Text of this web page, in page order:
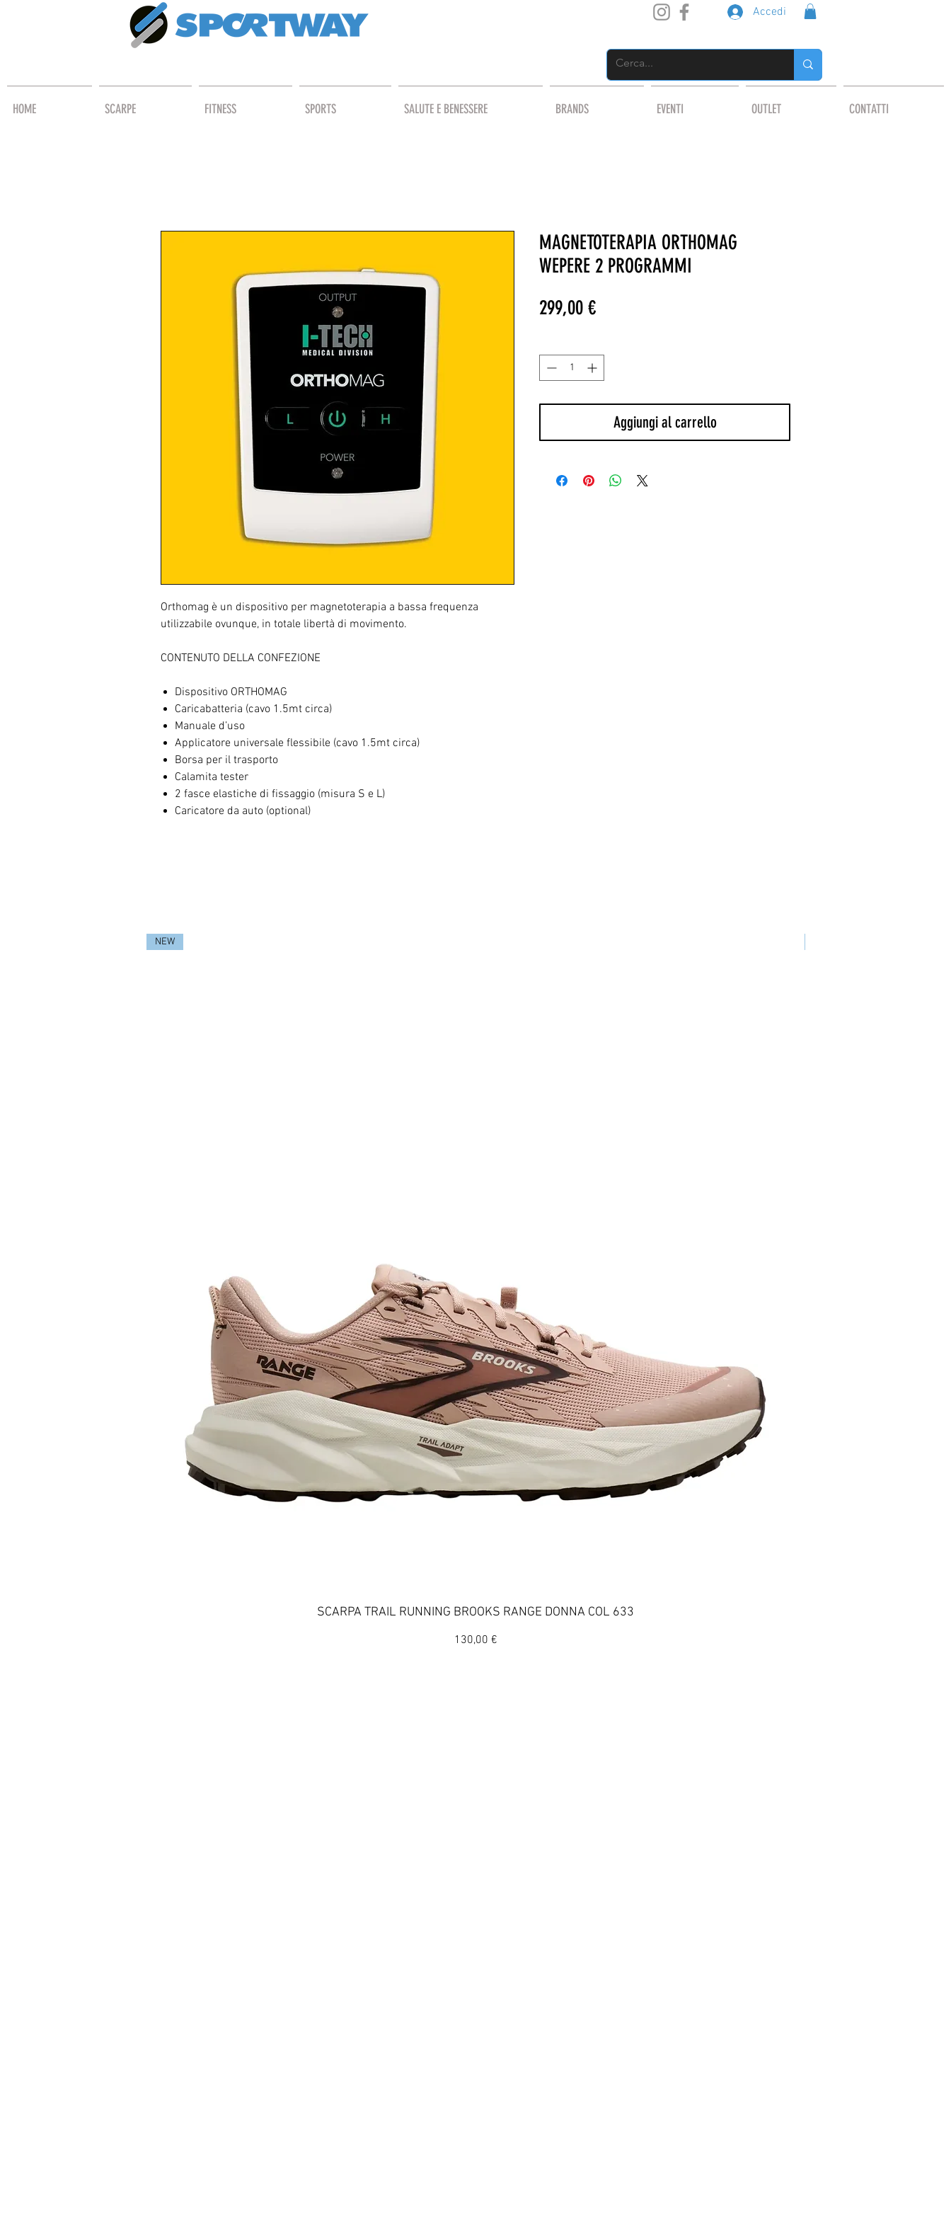
Accedi
HOME SCARPE FITNESS SPORTS SALUTE E BENESSERE BRANDS EVENTI OUTLET CONTATTI
Orthomag è un dispositivo per magnetoterapia a bassa frequenza
utilizzabile ovunque, in totale libertà di movimento.
CONTENUTO DELLA CONFEZIONE
Dispositivo ORTHOMAG
Caricabatteria (cavo 1.5mt circa)
Manuale d’uso
Applicatore universale flessibile (cavo 1.5mt circa)
Borsa per il trasporto
Calamita tester
2 fasce elastiche di fissaggio (misura S e L)
Caricatore da auto (optional)
MAGNETOTERAPIA ORTHOMAG
WEPERE 2 PROGRAMMI
299,00 €Prezzo
Aggiungi al carrello
Vista rapida
NEW
SCARPA TRAIL RUNNING BROOKS RANGE DONNA COL 633
Prezzo
130,00 €